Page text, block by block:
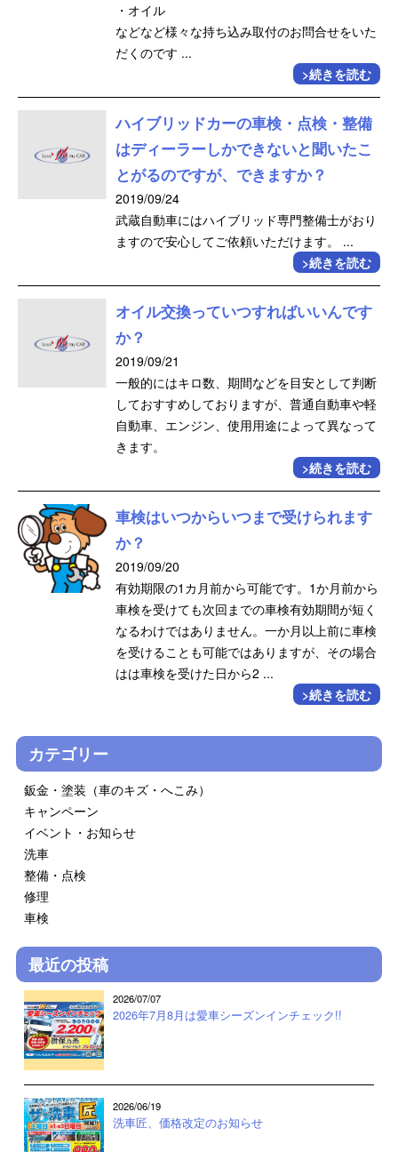
・オイル
などなど様々な持ち込み取付のお問合せをいた
だくのです ...
>続きを読む
ハイブリッドカーの車検・点検・整備
はディーラーしかできないと聞いたこ
とがるのですが、できますか？
2019/09/24
武蔵自動車にはハイブリッド専門整備士がおり
ますので安心してご依頼いただけます。 ...
>続きを読む
オイル交換っていつすればいいんです
か？
2019/09/21
一般的にはキロ数、期間などを目安として判断
しておすすめしておりますが、普通自動車や軽
自動車、エンジン、使用用途によって異なって
きます。
>続きを読む
車検はいつからいつまで受けられます
か？
2019/09/20
有効期限の1カ月前から可能です。1か月前から
車検を受けても次回までの車検有効期間が短く
なるわけではありません。一か月以上前に車検
を受けることも可能ではありますが、その場合
はは車検を受けた日から2 ...
>続きを読む
カテゴリー
鈑金・塗装（車のキズ・へこみ）
キャンペーン
イベント・お知らせ
洗車
整備・点検
修理
車検
最近の投稿
2026/07/07
2026年7月8月は愛車シーズンインチェック!!
2026/06/19
洗車匠、価格改定のお知らせ